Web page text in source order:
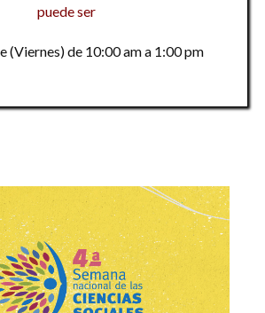
puede ser
(Viernes) de 10:00 am a 1:00 pm